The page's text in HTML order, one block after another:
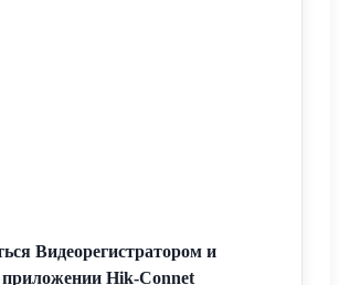
Видеорегистратором и
Hik-Connet